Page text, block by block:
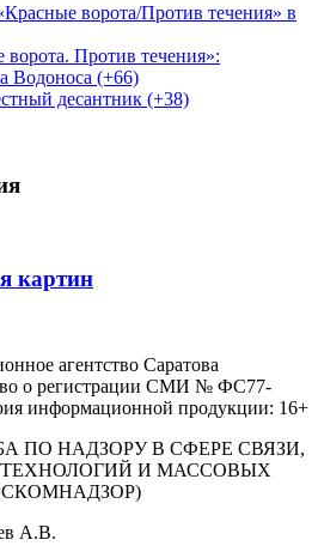
ворота/Против течения» в
Против течения»:
Водоноса (+66)
десантник (+38)
картин
агентство Саратова
о регистрации СМИ № ФС77-
информационной продукции: 16+
ПО НАДЗОРУ В СФЕРЕ СВЯЗИ,
И МАССОВЫХ
А.В.